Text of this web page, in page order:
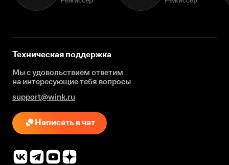
Техническая поддержка
Мы с удовольствием ответим
на интересующиетебя вопросы
support@wink.ru
Написать в чат